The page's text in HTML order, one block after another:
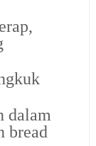
dalam
bread